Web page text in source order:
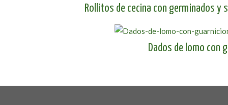
Rollitos de cecina con germinados
Dados de lomo con